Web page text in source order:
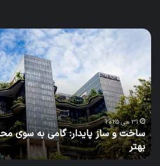
چالش
امروز،
پایداری
فردا:
نگاهی
نو
به
مدیریت
منابع
آب
4 می 2025
آب، چالش امروز، پایداری
در طرح‌های عمرانی ایران